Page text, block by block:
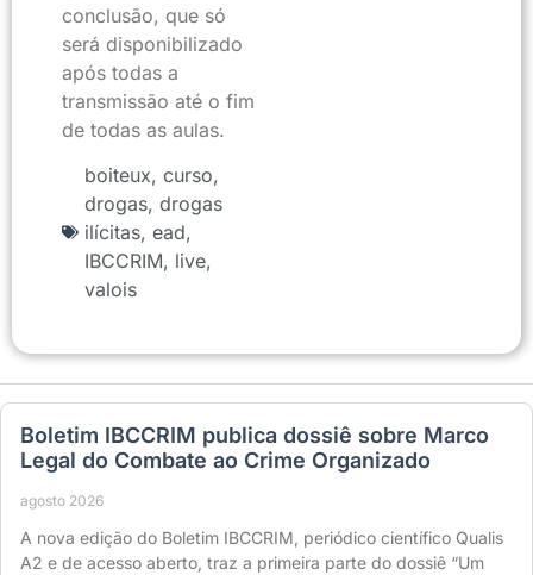
conclusão, que só
será disponibilizado
após todas a
transmissão até o fim
de todas as aulas.
boiteux, curso,
drogas, drogas
ilícitas, ead,
IBCCRIM, live,
valois
Boletim IBCCRIM publica dossiê sobre Marco
Legal do Combate ao Crime Organizado
agosto 2026
A nova edição do Boletim IBCCRIM, periódico científico Qualis
A2 e de acesso aberto, traz a primeira parte do dossiê “Um